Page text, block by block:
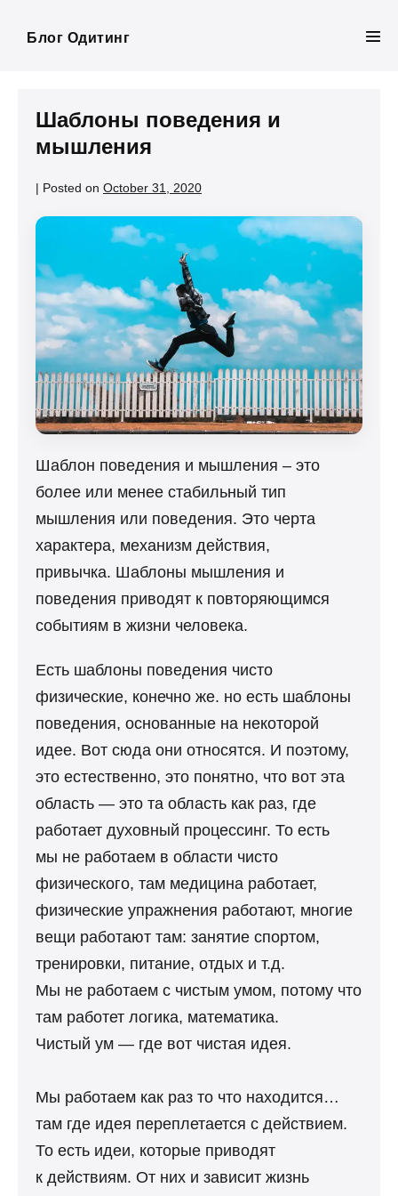
Блог Одитинг
Шаблоны поведения и
мышления
| Posted on October 31, 2020
Шаблон поведения и мышления – это
более или менее стабильный тип
мышления или поведения. Это черта
характера, механизм действия,
привычка. Шаблоны мышления и
поведения приводят к повторяющимся
событиям в жизни человека.
Есть шаблоны поведения чисто
физические, конечно же. но есть шаблоны
поведения, основанные на некоторой
идее. Вот сюда они относятся. И поэтому,
это естественно, это понятно, что вот эта
область — это та область как раз, где
работает духовный процессинг. То есть
мы не работаем в области чисто
физического, там медицина работает,
физические упражнения работают, многие
вещи работают там: занятие спортом,
тренировки, питание, отдых и т.д.
Мы не работаем с чистым умом, потому что
там работет логика, математика.
Чистый ум — где вот чистая идея.
Мы работаем как раз то что находится…
там где идея переплетается с действием.
То есть идеи, которые приводят
к действиям. От них и зависит жизнь